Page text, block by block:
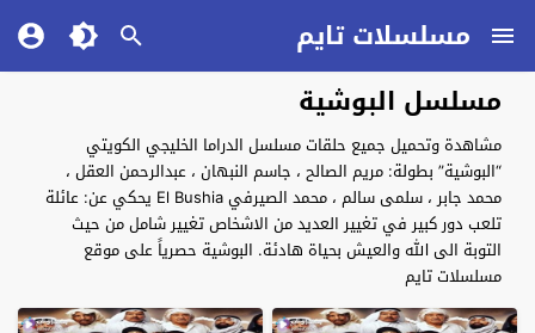
مسلسلات تايم
مسلسل البوشية
مشاهدة وتحميل جميع حلقات مسلسل الدراما الخليجي الكويتي
“البوشية” بطولة: مريم الصالح ، جاسم النبهان ، عبدالرحمن العقل ،
محمد جابر ، سلمى سالم ، محمد الصيرفي El Bushia يحكي عن: عائلة
تلعب دور كبير في تغيير العديد من الاشخاص تغيير شامل من حيث
التوبة الى الله والعيش بحياة هادئة. البوشية حصرياً على موقع
مسلسلات تايم